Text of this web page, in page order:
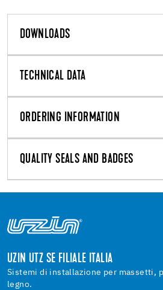
DOWNLOADS
TECHNICAL DATA
ORDERING INFORMATION
QUALITY SEALS AND BADGES
UZIN UTZ SE FILIALE ITALIA
Sistemi di installazione per massetti,
legno.